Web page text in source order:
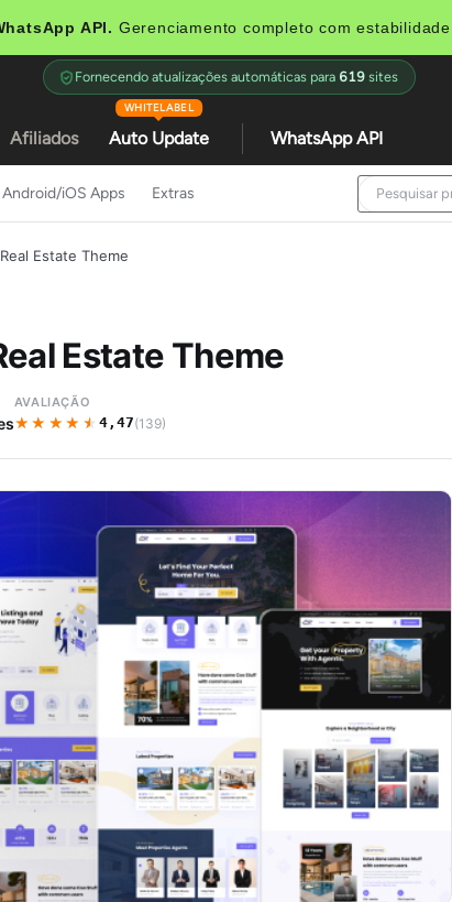
API. Gerenciamento completo com estabilidade.
Afiliados Auto Update
WHITELABEL
WhatsApp API
Fornecendo atualizações automáticas para 619 sites
Android/iOS Apps Extras
Estate Theme
Estate Theme
AVALIAÇÃO
★★★★★
★★★★★4,47(139)